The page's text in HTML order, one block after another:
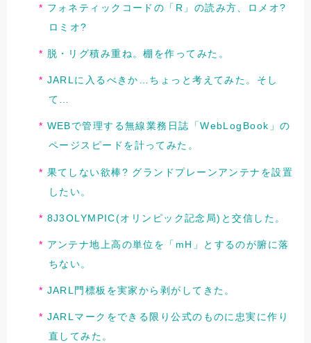
フォネティックコードの「R」の読み方、ロメオ?
ロミオ?
脱・リグ積み重ね。棚を作ってみた。
JARLに入るべきか…ちょっと考えてみた。そし
て…
WEBで管理する無線業務日誌「WebLogBook」の
ページスピードを計ってみた。
果てしない欲棒? グランドプレーンアンテナを設置
したい。
8J3OLYMPIC(オリンピック記念局)と交信した。
アンテナ地上高の単位を「mH」とするのが腑に落
ちない。
JARL門標板を実家から剥がしてきた。
JARLマークをできる限り公式のものに忠実に作り
直してみた。